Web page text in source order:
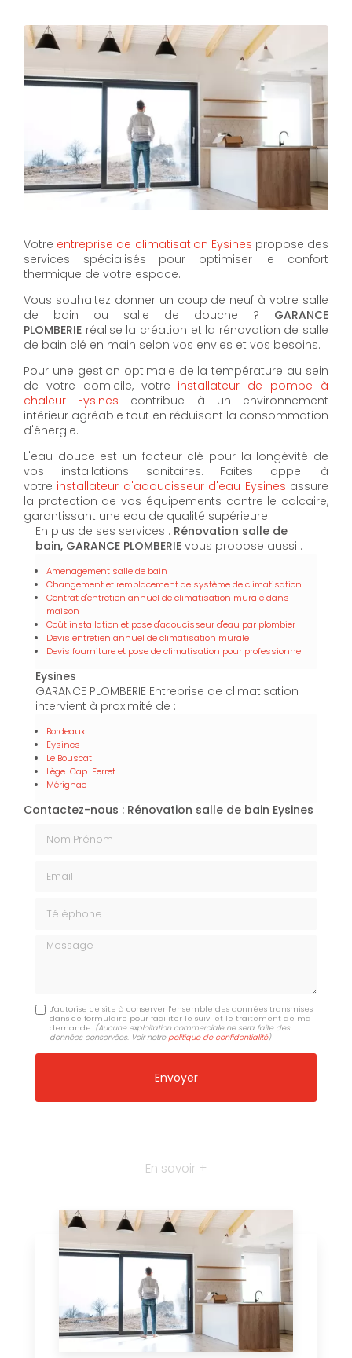
Votre entreprise de climatisation Eysines propose des
services spécialisés pour optimiser le confort
thermique de votre espace.
Vous souhaitez donner un coup de neuf à votre salle
de bain ou salle de douche ? GARANCE
PLOMBERIE réalise la création et la rénovation de salle
de bain clé en main selon vos envies et vos besoins.
Pour une gestion optimale de la température au sein
de votre domicile, votre installateur de pompe à
chaleur Eysines contribue à un environnement
intérieur agréable tout en réduisant la consommation
d'énergie.
L'eau douce est un facteur clé pour la longévité de
vos installations sanitaires. Faites appel à
votre installateur d'adoucisseur d'eau Eysines assure
la protection de vos équipements contre le calcaire,
garantissant une eau de qualité supérieure.
En plus de ses services : Rénovation salle de
bain, GARANCE PLOMBERIE vous propose aussi :
Amenagement salle de bain
Changement et remplacement de système de climatisation
Contrat d'entretien annuel de climatisation murale dans
maison
Coût installation et pose d'adoucisseur d'eau par plombier
Devis entretien annuel de climatisation murale
Devis fourniture et pose de climatisation pour professionnel
Eysines
GARANCE PLOMBERIE Entreprise de climatisation
intervient à proximité de :
Bordeaux
Eysines
Le Bouscat
Lège-Cap-Ferret
Mérignac
Contactez-nous : Rénovation salle de bain Eysines
Message
J'autorise ce site à conserver l'ensemble des données transmises
dans ce formulaire pour faciliter le suivi et le traitement de ma
demande. (Aucune exploitation commerciale ne sera faite des
données conservées. Voir notrepolitique de confidentialité)
En savoir +